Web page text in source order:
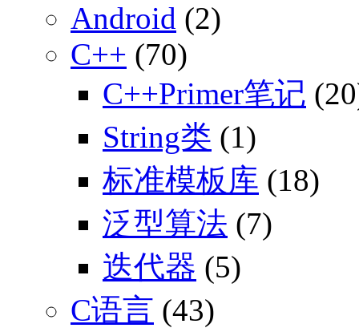
Android (2)
C++ (70)
C++Primer笔记
String类 (1)
标准模板库 (18)
泛型算法 (7)
迭代器 (5)
C语言 (43)